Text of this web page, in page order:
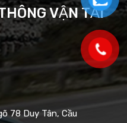
VẬN TẢI
78 Duy Tân, Cầu